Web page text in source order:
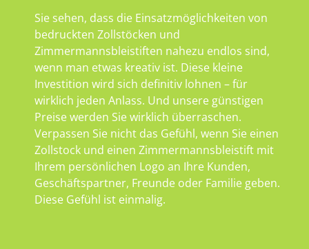
Sie sehen, dass die Einsatzmöglichkeiten von
bedruckten Zollstöcken und
Zimmermannsbleistiften nahezu endlos sind,
wenn man etwas kreativ ist. Diese kleine
Investition wird sich definitiv lohnen – für
wirklich jeden Anlass. Und unsere günstigen
Preise werden Sie wirklich überraschen.
Verpassen Sie nicht das Gefühl, wenn Sie einen
Zollstock und einen Zimmermannsbleistift mit
Ihrem persönlichen Logo an Ihre Kunden,
Geschäftspartner, Freunde oder Familie geben.
Diese Gefühl ist einmalig.